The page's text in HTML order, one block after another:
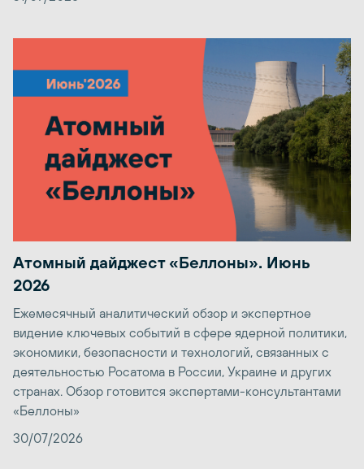
Атомный дайджест «Беллоны». Июнь
2026
Ежемесячный аналитический обзор и экспертное
видение ключевых событий в сфере ядерной политики,
экономики, безопасности и технологий, связанных с
деятельностью Росатома в России, Украине и других
странах. Обзор готовится экспертами-консультантами
«Беллоны»
30/07/2026